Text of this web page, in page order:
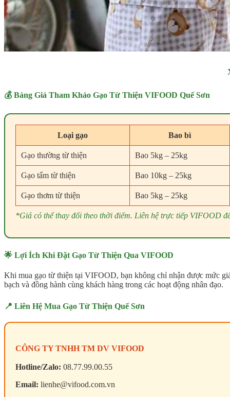
💰 Bảng Giá Tham Khảo Gạo Từ Thiện VIFOOD Quế Sơn
Loại gạo Bao bì
Gạo thường từ thiện Bao 5kg – 25kg
Gạo tấm từ thiện Bao 10kg – 25kg
Gạo thơm từ thiện Bao 5kg – 25kg
*Giá có thể thay đổi theo thời điểm. Liên hệ trực tiếp VIFOOD
🌟 Lợi Ích Khi Đặt Gạo Từ Thiện Qua VIFOOD
Khi mua gạo từ thiện tại VIFOOD, bạn không chỉ nhận được mức
bạch và đồng hành cùng khách hàng trong các hoạt động nhân đạo.
📍 Liên Hệ Mua Gạo Từ Thiện Quế Sơn
CÔNG TY TNHH TM DV VIFOOD
Hotline/Zalo: 08.77.99.00.55
Email: lienhe@vifood.com.vn